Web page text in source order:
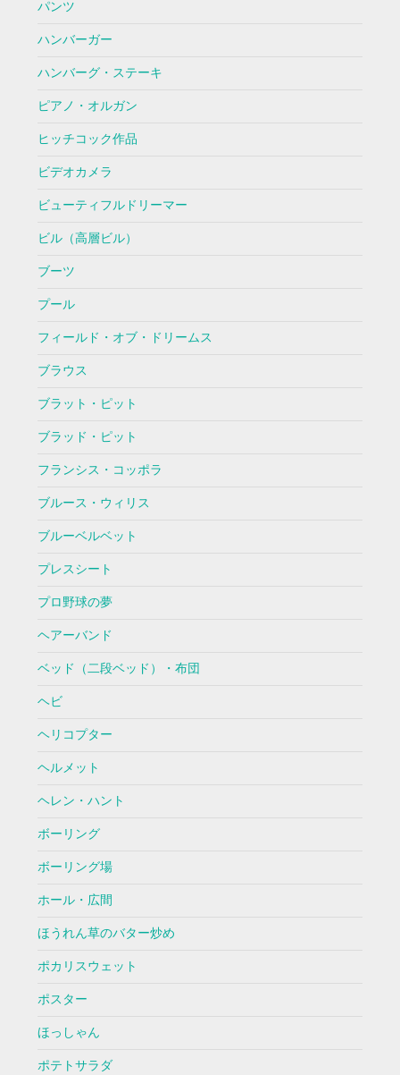
パンツ
ハンバーガー
ハンバーグ・ステーキ
ピアノ・オルガン
ヒッチコック作品
ビデオカメラ
ビューティフルドリーマー
ビル（高層ビル）
ブーツ
プール
フィールド・オブ・ドリームス
ブラウス
ブラット・ピット
ブラッド・ピット
フランシス・コッポラ
ブルース・ウィリス
ブルーベルベット
プレスシート
プロ野球の夢
ヘアーバンド
ベッド（二段ベッド）・布団
ヘビ
ヘリコプター
ヘルメット
ヘレン・ハント
ボーリング
ボーリング場
ホール・広間
ほうれん草のバター炒め
ポカリスウェット
ポスター
ほっしゃん
ポテトサラダ